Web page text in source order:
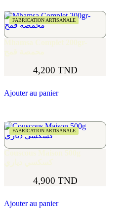
FABRICATION ARTISANALE
4,200 TND
Ajouter au panier
FABRICATION ARTISANALE
4,900 TND
Ajouter au panier